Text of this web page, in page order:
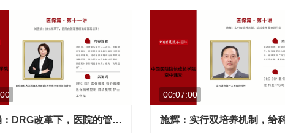
刘惠娟：DRG改革下，医院的管理要精确精确再精确！
00:07:00